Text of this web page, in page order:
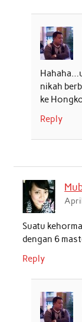
nikah
ke
Reply
Suatu
dengan 6
Reply